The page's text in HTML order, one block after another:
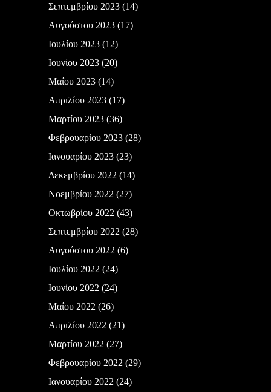
Σεπτεμβρίου 2023(14)
Αυγούστου 2023(17)
Ιουλίου 2023(12)
Ιουνίου 2023(20)
Μαΐου 2023(14)
Απριλίου 2023(17)
Μαρτίου 2023(36)
Φεβρουαρίου 2023(28)
Ιανουαρίου 2023(23)
Δεκεμβρίου 2022 (14)
Νοεμβρίου 2022 (27)
Οκτωβρίου 2022 (43)
Σεπτεμβρίου 2022 (28)
Αυγούστου 2022 (6)
Ιουλίου 2022 (24)
Ιουνίου 2022 (24)
Μαΐου 2022 (26)
Απριλίου 2022 (21)
Μαρτίου 2022 (27)
Φεβρουαρίου 2022 (29)
Ιανουαρίου 2022 (24)